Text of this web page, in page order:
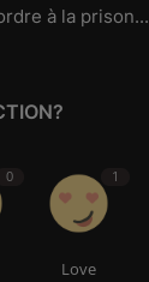
à la prison...
0 1
Love